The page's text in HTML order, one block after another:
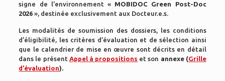
signe de l’environnement « MOBIDOC Green Post-Doc
2026», destinée exclusivement aux Docteur.e.s.
Les modalités de soumission des dossiers, les conditions
d’éligibilité, les critères d’évaluation et de sélection ainsi
que le calendrier de mise en œuvre sont décrits en détail
dans le présent Appel à propositions et son annexe (Grille
d’évaluation).